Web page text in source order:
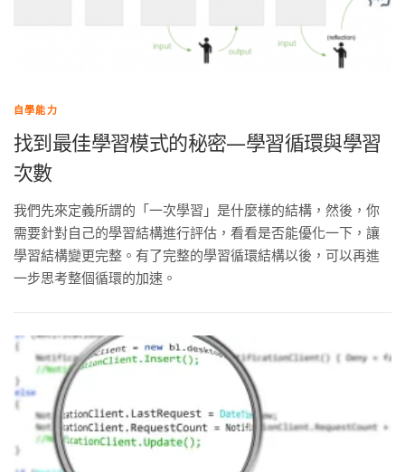
自學能力
找到最佳學習模式的秘密—學習循環與學習
次數
我們先來定義所謂的「一次學習」是什麼樣的結構，然後，你
需要針對自己的學習結構進行評估，看看是否能優化一下，讓
學習結構變更完整。有了完整的學習循環結構以後，可以再進
一步思考整個循環的加速。